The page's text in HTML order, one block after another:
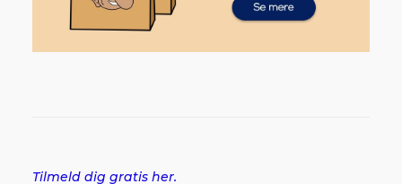
Tilmeld dig gratis her.